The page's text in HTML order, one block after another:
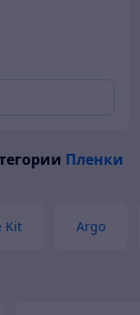
Пленки
Kit Argo